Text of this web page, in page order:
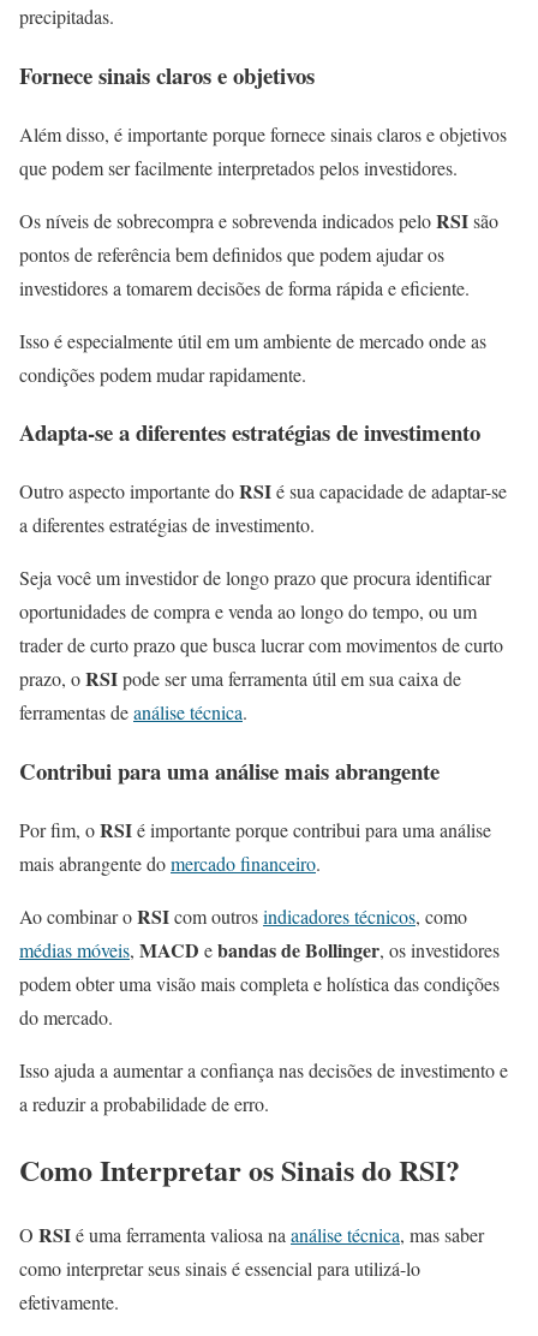
precipitadas.
Fornece sinais claros e objetivos
Além disso, é importante porque fornece sinais claros e objetivos
que podem ser facilmente interpretados pelos investidores.
Os níveis de sobrecompra e sobrevenda indicados peloRSIsão
pontos de referência bem definidos que podem ajudar os
investidores a tomarem decisões de forma rápida e eficiente.
Isso é especialmente útil em um ambiente de mercado onde as
condições podem mudar rapidamente.
Adapta-se a diferentes estratégias de investimento
Outro aspecto importante doRSIé sua capacidade de adaptar-se
a diferentes estratégias de investimento.
Seja você um investidor de longo prazo que procura identificar
oportunidades de compra e venda ao longo do tempo, ou um
trader de curto prazo que busca lucrar com movimentos de curto
prazo, oRSIpode ser uma ferramenta útil em sua caixa de
ferramentas deanálise técnica.
Contribui para uma análise mais abrangente
Por fim, oRSIé importante porque contribui para uma análise
mais abrangente domercado financeiro.
Ao combinar oRSIcom outrosindicadores técnicos, como
médias móveis, MACD ebandas de Bollinger, os investidores
podem obter uma visão mais completa e holística das condições
do mercado.
Isso ajuda a aumentar a confiança nas decisões de investimento e
a reduzir a probabilidade de erro.
Como Interpretar os Sinais doRSI?
O RSIé uma ferramenta valiosa naanálise técnica, mas saber
como interpretar seus sinais é essencial para utilizá-lo
efetivamente.